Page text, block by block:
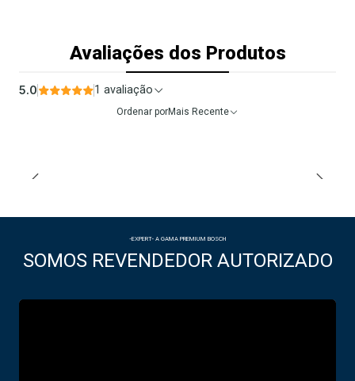
Avaliações dos Produtos
5.0 1 avaliação
Ordenar porMais Recente
-EXPERT- A GAMA PREMIUM BOSCH
SOMOS REVENDEDOR AUTORIZADO